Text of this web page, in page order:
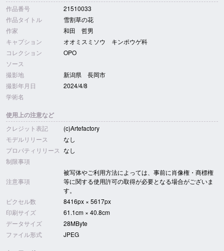
作品番号
21510033
作品タイトル
雪割草の花
作家
和田 哲男
キャプション
オオミスミソウ キンポウゲ科
コレクション
OPO
ソース
撮影地
新潟県 長岡市
撮影年月日
2024/4/8
学術名
使用上の注意など
クレジット表記
(c)Artefactory
モデルリリース
なし
プロパティリリース なし
制限事項
注意事項
被写体やご利用方法によっては、事前に肖像権・商標権
等に関する使用許可の取得が必要となる場合がございま
す。
ピクセル数
8416px × 5617px
印刷サイズ
61.1cm × 40.8cm
データサイズ
28MByte
ファイル形式
JPEG